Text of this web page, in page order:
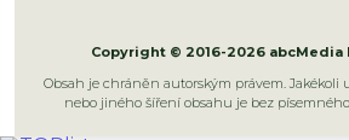
Copyright © 2016-2026 abcMedia
Obsah je chráněn autorským právem.
nebo jiného šíření obsahu je bez